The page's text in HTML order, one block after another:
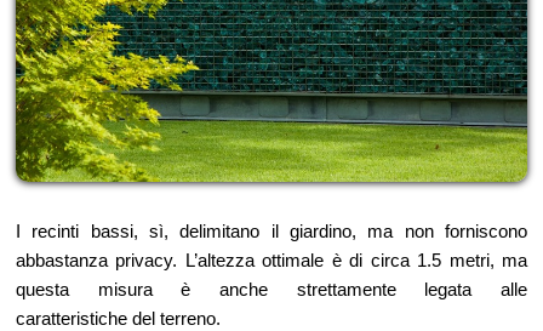
I recinti bassi, sì, delimitano il giardino, ma non forniscono
abbastanza privacy. L’altezza ottimale è di circa 1.5 metri, ma
questa misura è anche strettamente legata alle
caratteristiche del terreno.